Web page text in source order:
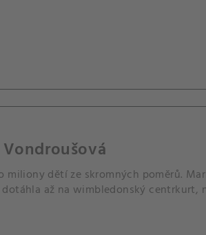
miliony dětí ze skromných poměrů.
až na wimbledonský centrkurt,